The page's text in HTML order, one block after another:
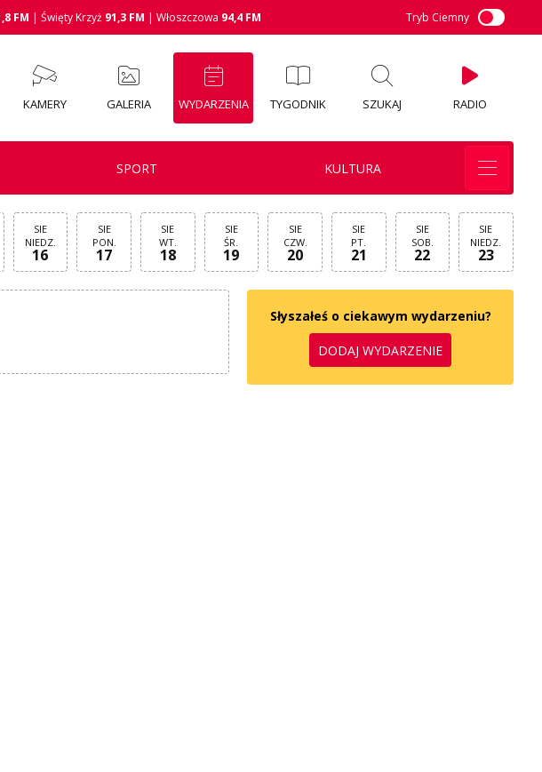
FM | Święty Krzyż 91,3 FM | Włoszczowa 94,4 FM Tryb Ciemny
KAMERY GALERIA WYDARZENIA TYGODNIK SZUKAJ RADIO
SPORT KULTURA
SIE
NIEDZ.
16
SIE
PON.
17
SIE
WT.
18
SIE
ŚR.
19
SIE
CZW.
20
SIE
PT.
21
SIE
SOB.
22
SIE
NIEDZ.
23
Słyszałeś o ciekawym wydarzeniu?
DODAJ WYDARZENIE